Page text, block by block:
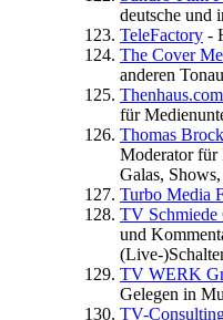
deutsche und
TeleFactory -
The Cover
anderen
Thenhaus.com
für
Thomas
Moderator für
Galas,
Turbo Media
TV Schmiede
und
(Live-
TV WERK
Gelegen in
TV-